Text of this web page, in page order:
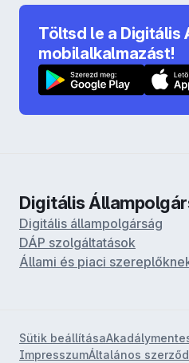
Töltsd le a Digitális
mobilalkalmazást!
Digitális
Digitális állampolgárság
DÁP szolgáltatások
Állami és piaci
Sütik beállítása
ImpresszumÁltalános